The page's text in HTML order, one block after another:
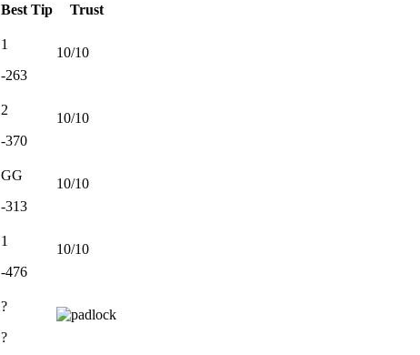
Best Tip Trust
1
-263
10/10
2
-370
10/10
GG
-313
10/10
1
-476
10/10
?
?